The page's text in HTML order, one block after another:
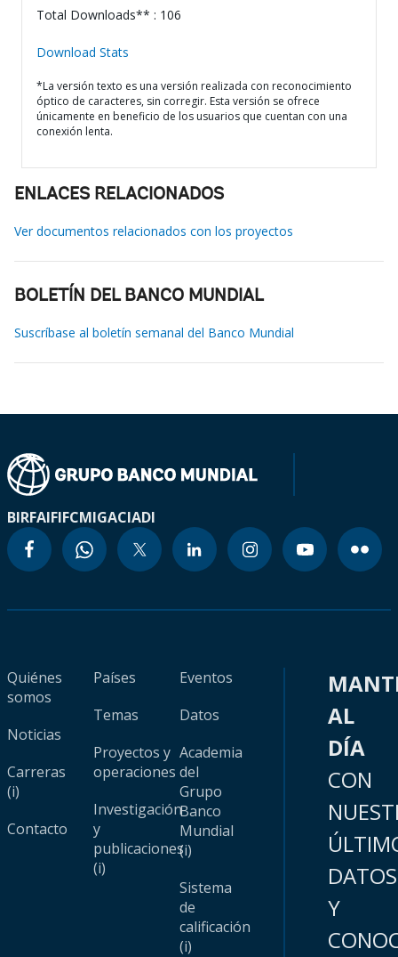
Total Downloads** : 106
Download Stats
*La versión texto es una versión realizada con reconocimiento
óptico de caracteres, sin corregir. Esta versión se ofrece
únicamente en beneficio de los usuarios que cuentan con una
conexión lenta.
ENLACES RELACIONADOS
Ver documentos relacionados con los proyectos
BOLETÍN DEL BANCO MUNDIAL
Suscríbase al boletín semanal del Banco Mundial
BIRFAIFIFCMIGACIADI
Quiénes
somos
Noticias
Carreras
(i)
Contacto
Países
Temas
Proyectos y
operaciones
Investigación
y
publicaciones
(i)
Eventos
Datos
Academia
del
Grupo
Banco
Mundial
(i)
Sistema
de
calificación
(i)
AL
DÍA
CON
DATOS
Y